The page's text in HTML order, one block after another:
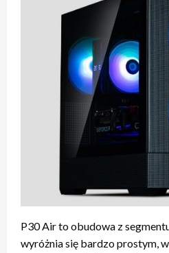
P30 Air to obudowa z
wyróżnia się bardzo prostym,